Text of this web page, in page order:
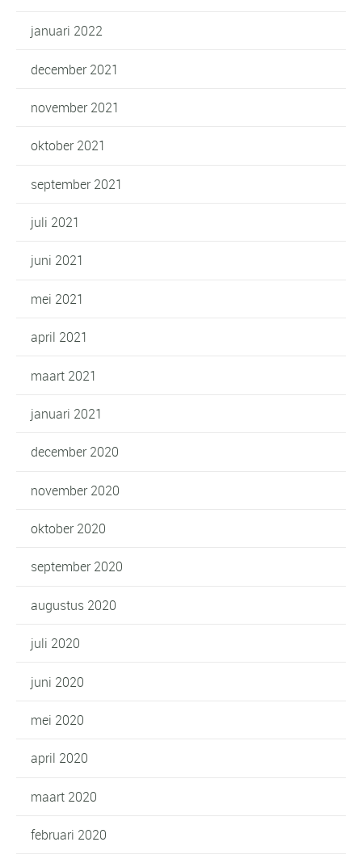
januari 2022
december 2021
november 2021
oktober 2021
september 2021
juli 2021
juni 2021
mei 2021
april 2021
maart 2021
januari 2021
december 2020
november 2020
oktober 2020
september 2020
augustus 2020
juli 2020
juni 2020
mei 2020
april 2020
maart 2020
februari 2020